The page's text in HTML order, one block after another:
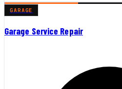
GARAGE
Garage Service Repair